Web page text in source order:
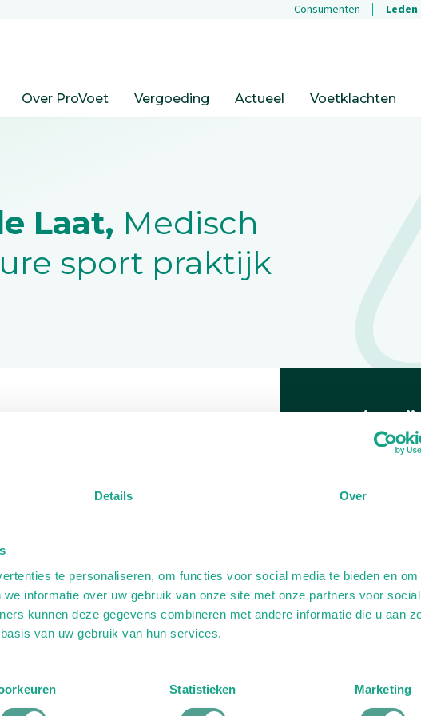
Details Over
te personaliseren, om functies voor social media te bieden en om
informatie over uw gebruik van onze site met onze partners voor social
kunnen deze gegevens combineren met andere informatie die u aan
van uw gebruik van hun services.
Statistieken Marketing
Consumenten Leden
Over ProVoet Vergoeding Actueel Voetklachten
Laat, Medisch
sport praktijk
sport
Plan je route